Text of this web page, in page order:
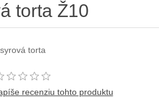
torta Ž10
syrová torta
recenziu tohto produktu